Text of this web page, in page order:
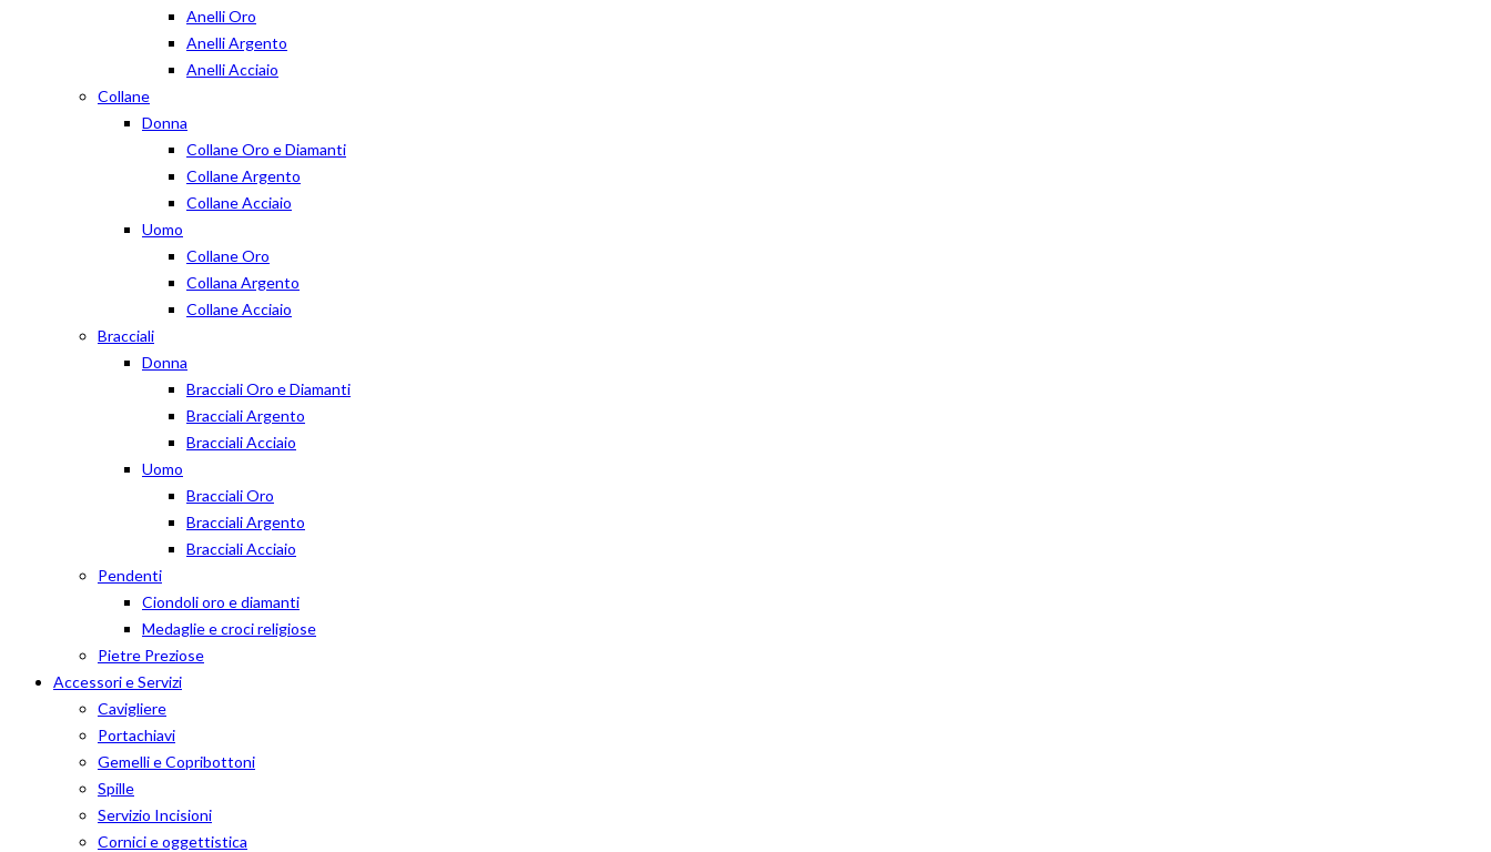
Anelli Oro
Anelli Argento
Anelli Acciaio
Collane
Donna
Collane Oro e Diamanti
Collane Argento
Collane Acciaio
Uomo
Collane Oro
Collana Argento
Collane Acciaio
Bracciali
Donna
Bracciali Oro e Diamanti
Bracciali Argento
Bracciali Acciaio
Uomo
Bracciali Oro
Bracciali Argento
Bracciali Acciaio
Pendenti
Ciondoli oro e diamanti
Medaglie e croci religiose
Pietre Preziose
Accessori e Servizi
Cavigliere
Portachiavi
Gemelli e Copribottoni
Spille
Servizio Incisioni
Cornici e oggettistica